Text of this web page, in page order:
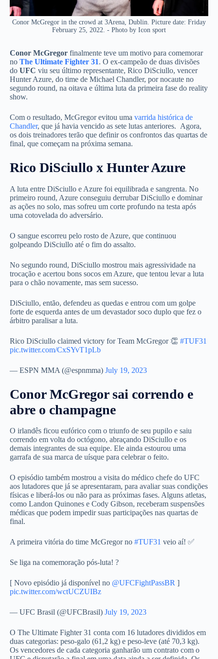
Conor McGregor in the crowd at 3Arena, Dublin. Picture date: Friday
February 25, 2022. - Photo by Icon sport
Conor McGregor finalmente teve um motivo para comemorar
no The Ultimate Fighter 31. O ex-campeão de duas divisões
do UFC viu seu último representante, Rico DiSciullo, vencer
Hunter Azure, do time de Michael Chandler, por nocaute no
segundo round, na oitava e última luta da primeira fase do reality
show.
Com o resultado, McGregor evitou uma varrida histórica de
Chandler, que já havia vencido as sete lutas anteriores. Agora,
os dois treinadores terão que definir os confrontos das quartas de
final, que começam na próxima semana.
Rico DiSciullo x Hunter Azure
A luta entre DiSciullo e Azure foi equilibrada e sangrenta. No
primeiro round, Azure conseguiu derrubar DiSciullo e dominar
as ações no solo, mas sofreu um corte profundo na testa após
uma cotovelada do adversário.
O sangue escorreu pelo rosto de Azure, que continuou
golpeando DiSciullo até o fim do assalto.
No segundo round, DiSciullo mostrou mais agressividade na
trocação e acertou bons socos em Azure, que tentou levar a luta
para o chão novamente, mas sem sucesso.
DiSciullo, então, defendeu as quedas e entrou com um golpe
forte de esquerda antes de um devastador soco duplo que fez o
árbitro paralisar a luta.
Rico DiSciullo claimed victory for Team McGregor 👏 #TUF31
pic.twitter.com/CxSYvT1pLb
— ESPN MMA (@espnmma) July 19, 2023
Conor McGregor sai correndo e
abre o champagne
O irlandês ficou eufórico com o triunfo de seu pupilo e saiu
correndo em volta do octógono, abraçando DiSciullo e os
demais integrantes de sua equipe. Ele ainda estourou uma
garrafa de sua marca de uísque para celebrar o feito.
O episódio também mostrou a visita do médico chefe do UFC
aos lutadores que já se apresentaram, para avaliar suas condições
físicas e liberá-los ou não para as próximas fases. Alguns atletas,
como Landon Quinones e Cody Gibson, receberam suspensões
médicas que podem impedir suas participações nas quartas de
final.
A primeira vitória do time McGregor no #TUF31 veio aí! ✅
Se liga na comemoração pós-luta! ?
[ Novo episódio já disponível no @UFCFightPassBR ]
pic.twitter.com/wctUCZUIBz
— UFC Brasil (@UFCBrasil) July 19, 2023
O The Ultimate Fighter 31 conta com 16 lutadores divididos em
duas categorias: peso-galo (61,2 kg) e peso-leve (até 70,3 kg).
Os vencedores de cada categoria ganharão um contrato com o